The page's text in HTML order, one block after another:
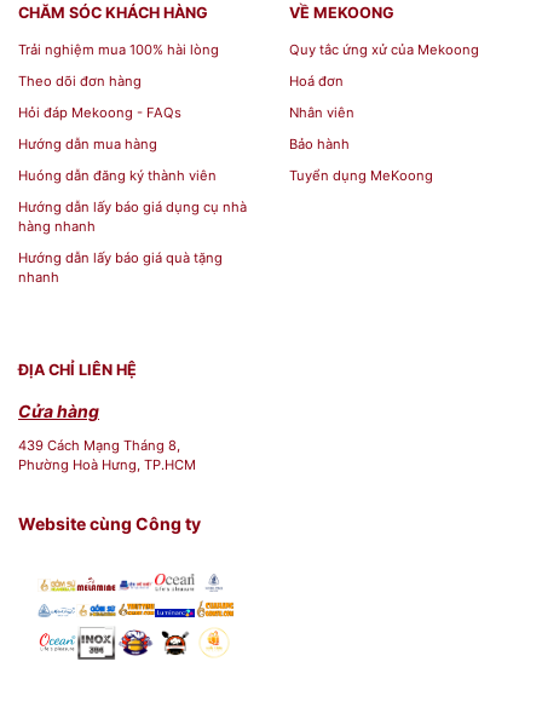
CHĂM SÓC KHÁCH HÀNG
Trải nghiệm mua 100% hài lòng
Theo dõi đơn hàng
Hỏi đáp Mekoong - FAQs
Hướng dẫn mua hàng
Huóng dẫn đăng ký thành viên
Hướng dẫn lấy báo giá dụng cụ nhà
hàng nhanh
Hướng dẫn lấy báo giá quà tặng
nhanh
VỀ MEKOONG
Quy tắc ứng xử của Mekoong
Hoá đơn
Nhân viên
Bảo hành
Tuyển dụng MeKoong
ĐỊA CHỈ LIÊN HỆ
Cửa hàng
439 Cách Mạng Tháng 8,
Phường Hoà Hưng, TP.HCM
Website cùng Công ty